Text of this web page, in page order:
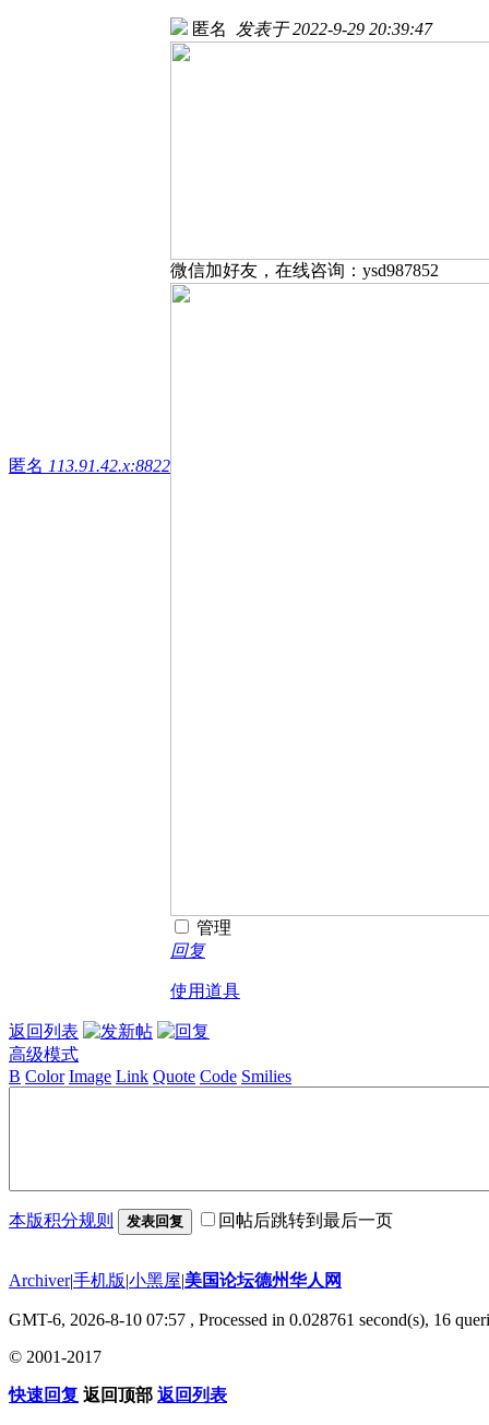
匿名 113.91.42.x:8822
匿名 发表于 2022-9-29 20:39:47
微信加好友，在线咨询：ysd987852
管理
回复
使用道具
返回列表
高级模式
B Color Image Link Quote Code Smilies
本版积分规则 发表回复 回帖后跳转到最后一页
Archiver|手机版|小黑屋|美国论坛德州华人网
GMT-6, 2026-8-10 07:57 , Processed in 0.028761 second(s), 16
© 2001-2017
快速回复 返回顶部 返回列表